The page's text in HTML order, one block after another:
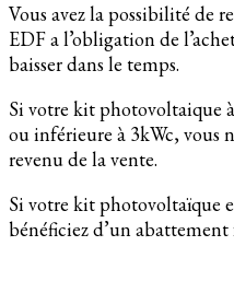
Vous avez la possibilité de
EDF a l’obligation de
baisser dans le temps.
Si votre kit photovoltaique
ou inférieure à 3kWc, vous
revenu de la vente.
Si votre kit photovoltaïque
bénéficiez d’un